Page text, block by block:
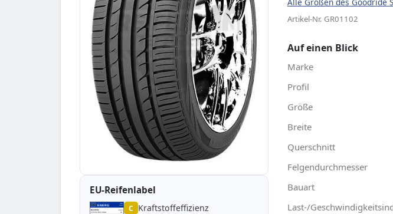
EU-Reifenlabel
ENERG 461302
Goodride GR01102
235/50 R19 99W C1 C Kraftstoffeffizienz
Artikel-Nr. GR01102
Auf einen Blick
Marke
Profil
Größe
Breite
Querschnitt
Felgendurchmesser
Bauart
Last-/